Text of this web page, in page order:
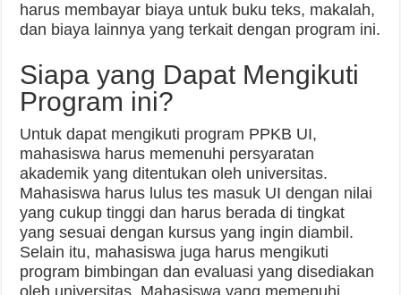
harus membayar biaya untuk buku teks, makalah,
dan biaya lainnya yang terkait dengan program ini.
Siapa yang Dapat Mengikuti
Program ini?
Untuk dapat mengikuti program PPKB UI,
mahasiswa harus memenuhi persyaratan
akademik yang ditentukan oleh universitas.
Mahasiswa harus lulus tes masuk UI dengan nilai
yang cukup tinggi dan harus berada di tingkat
yang sesuai dengan kursus yang ingin diambil.
Selain itu, mahasiswa juga harus mengikuti
program bimbingan dan evaluasi yang disediakan
oleh universitas. Mahasiswa yang memenuhi